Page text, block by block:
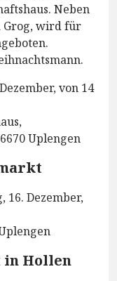
Neben
Grog, wird für
von 14
Uplengen
16. Dezember,
Hollen